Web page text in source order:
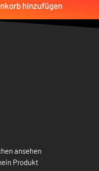
hinzufügen
ansehen
Produkt